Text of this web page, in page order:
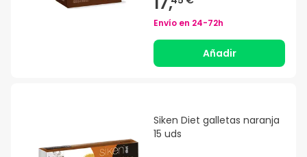
Envío en 24-72h
Añadir
Siken Diet galletas naranja
15 uds